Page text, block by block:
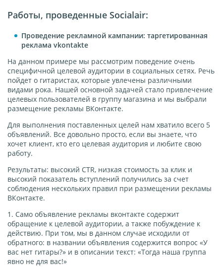
Работы, проведенные Socialair:
Проведение рекламной кампании: таргетированная
реклама vkontakte
На данном примере мы рассмотрим поведение очень
специфичной целевой аудитории в социальных сетях. Речь
пойдет о гитаристах, которые увлечены различными
видами рока. Нашей основной задачей стало привлечение
целевых пользователей в группу магазина и мы выбрали
размещение рекламы ВКонтакте.
Для выполнения поставленных целей нам хватило всего 5
объявлений. Все довольно просто, если вы знаете, что
хочет клиент, кто его целевая аудитория и любите свою
работу.
Результаты: высокий CTR, низкая стоимость за клик и
высокий показатель вступлений получились за счет
соблюдения нескольких правил при размещении рекламы
ВКонтакте.
1. Само объявление рекламы вконтакте содержит
обращение к целевой аудитории, а также побуждение к
действию. При том, мы в данном случае исходили от
обратного: в названии объявления содержится вопрос «У
вас нет гитары?» и в описании текст: «Тогда наша группа
явно не для вас!»